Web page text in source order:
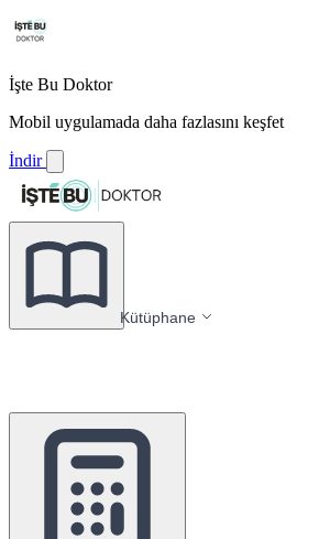
İşte Bu Doktor
Mobil uygulamada daha fazlasını keşfet
İndir
Kütüphane